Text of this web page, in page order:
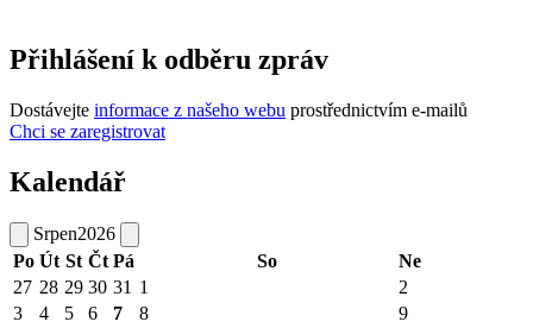
Přihlášení k odběru zpráv
Dostávejte informace z našeho webu prostřednictvím e-mailů
Chci se zaregistrovat
Kalendář
Srpen2026
Po Út St Čt Pá So
Ne
27 28 29 30 31 1
2
3
4 5 6 7 8
9